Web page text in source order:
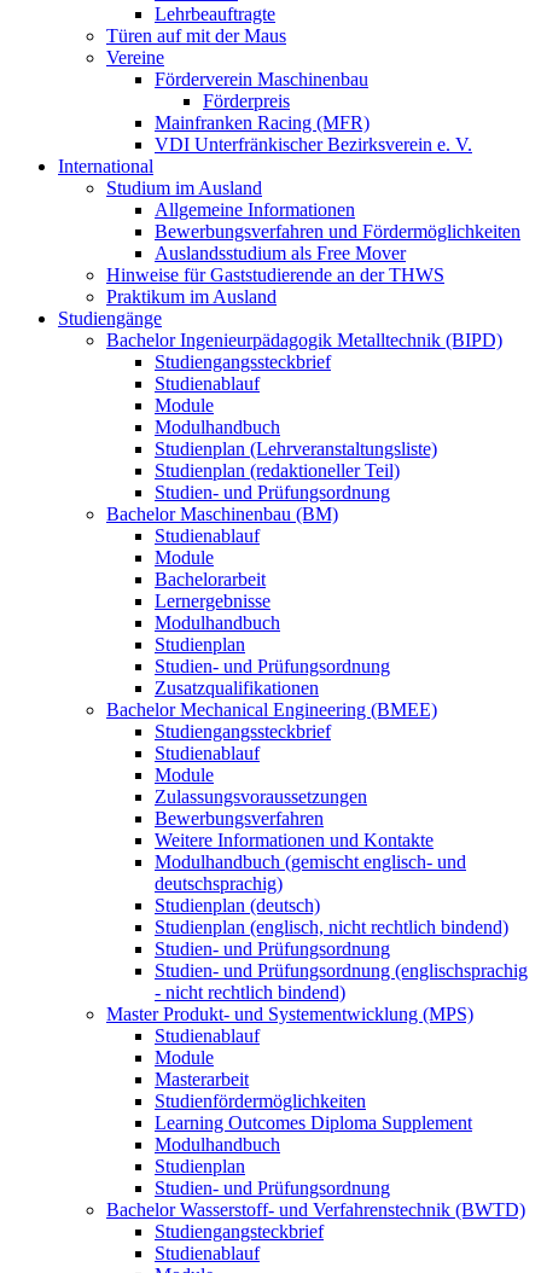
Lehrbeauftragte
Türen auf mit der Maus
Vereine
Förderverein Maschinenbau
Förderpreis
Mainfranken Racing (MFR)
VDI Unterfränkischer Bezirksverein e. V.
International
Studium im Ausland
Allgemeine Informationen
Bewerbungsverfahren und Fördermöglichkeiten
Auslandsstudium als Free Mover
Hinweise für Gaststudierende an der THWS
Praktikum im Ausland
Studiengänge
Bachelor Ingenieurpädagogik Metalltechnik (BIPD)
Studiengangssteckbrief
Studienablauf
Module
Modulhandbuch
Studienplan (Lehrveranstaltungsliste)
Studienplan (redaktioneller Teil)
Studien- und Prüfungsordnung
Bachelor Maschinenbau (BM)
Studienablauf
Module
Bachelorarbeit
Lernergebnisse
Modulhandbuch
Studienplan
Studien- und Prüfungsordnung
Zusatzqualifikationen
Bachelor Mechanical Engineering (BMEE)
Studiengangssteckbrief
Studienablauf
Module
Zulassungsvoraussetzungen
Bewerbungsverfahren
Weitere Informationen und Kontakte
Modulhandbuch (gemischt englisch- und
deutschsprachig)
Studienplan (deutsch)
Studienplan (englisch, nicht rechtlich bindend)
Studien- und Prüfungsordnung
Studien- und Prüfungsordnung (englischsprachig
- nicht rechtlich bindend)
Master Produkt- und Systementwicklung (MPS)
Studienablauf
Module
Masterarbeit
Studienfördermöglichkeiten
Learning Outcomes Diploma Supplement
Modulhandbuch
Studienplan
Studien- und Prüfungsordnung
Bachelor Wasserstoff- und Verfahrenstechnik (BWTD)
Studiengangsteckbrief
Studienablauf